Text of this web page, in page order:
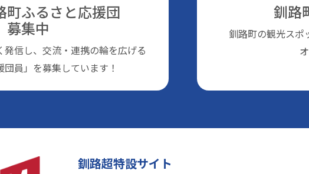
町ふるさと応援団
募集中
発信し、交流・連携の輪を広げる
団員」を募集しています！
釧路
釧路町の観光スポ
釧路超特設サイト